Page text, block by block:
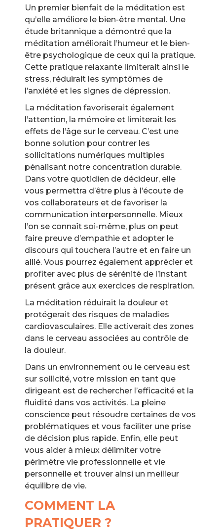
Un premier bienfait de la méditation est
qu’elle améliore le bien-être mental. Une
étude britannique a démontré que la
méditation améliorait l’humeur et le bien-
être psychologique de ceux qui la pratique.
Cette pratique relaxante limiterait ainsi le
stress, réduirait les symptômes de
l’anxiété et les signes de dépression.
La méditation favoriserait également
l’attention, la mémoire et limiterait les
effets de l’âge sur le cerveau. C’est une
bonne solution pour contrer les
sollicitations numériques multiples
pénalisant notre concentration durable.
Dans votre quotidien de décideur, elle
vous permettra d’être plus à l’écoute de
vos collaborateurs et de favoriser la
communication interpersonnelle. Mieux
l’on se connaît soi-même, plus on peut
faire preuve d’empathie et adopter le
discours qui touchera l’autre et en faire un
allié. Vous pourrez également apprécier et
profiter avec plus de sérénité de l’instant
présent grâce aux exercices de respiration.
La méditation réduirait la douleur et
protégerait des risques de maladies
cardiovasculaires. Elle activerait des zones
dans le cerveau associées au contrôle de
la douleur.
Dans un environnement ou le cerveau est
sur sollicité, votre mission en tant que
dirigeant est de rechercher l’efficacité et la
fluidité dans vos activités. La pleine
conscience peut résoudre certaines de vos
problématiques et vous faciliter une prise
de décision plus rapide. Enfin, elle peut
vous aider à mieux délimiter votre
périmètre vie professionnelle et vie
personnelle et trouver ainsi un meilleur
équilibre de vie.
COMMENT LA
PRATIQUER ?